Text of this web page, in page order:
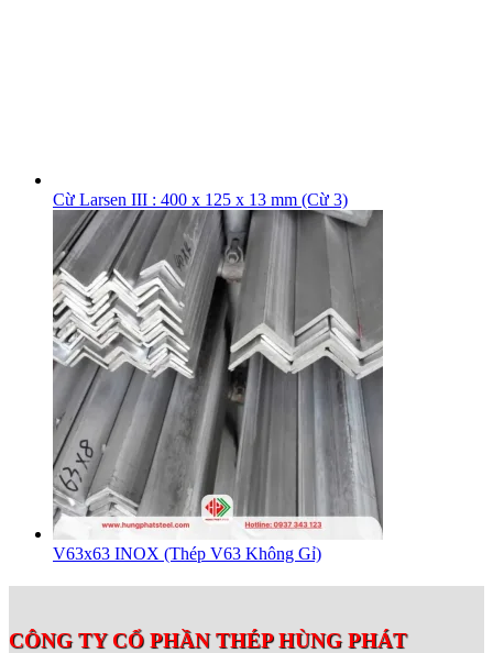
Cừ Larsen III : 400 x 125 x 13 mm (Cừ 3)
V63x63 INOX (Thép V63 Không Gỉ)
CÔNG TY CỔ PHẦN THÉP HÙNG PHÁT